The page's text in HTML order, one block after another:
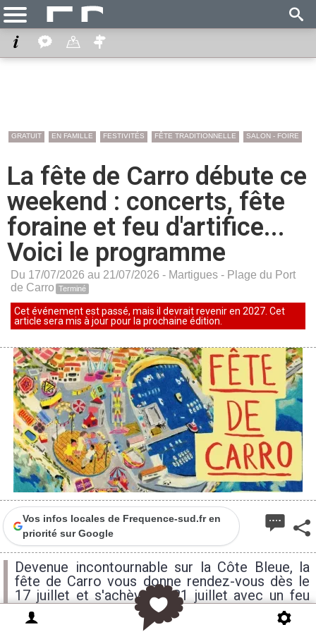
GRATUIT EN FAMILLE FESTIVITÉS FÊTE TRADITIONNELLE SALON - FOIRE
La fête de Carro débute ce
weekend : concerts, fête
foraine et feu d'artifice...
Voici le programme
Du 17/07/2026 au 21/07/2026 - Martigues - Plage du Port
de Carro Terminé
Cet événement est passé, mais il devrait revenir en 2027. Cet
article sera mis à jour pour la prochaine édition.
Vos infos locales de Frequence-sud.fr en
priorité sur Google
Devenue incontournable sur la Côte Bleue, la
fête de Carro vous donne rendez-vous dès le
17 juillet et s'achève le 21 juillet avec un feu
d'artifice tiré sur le port.